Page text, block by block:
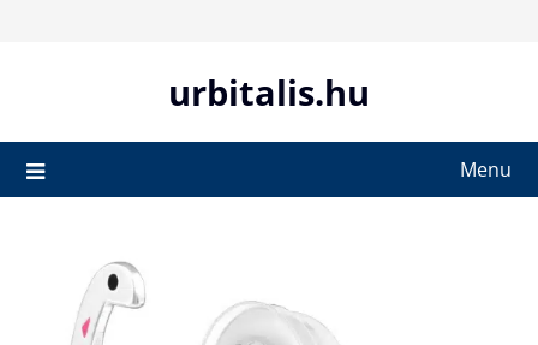
urbitalis.hu
Menu